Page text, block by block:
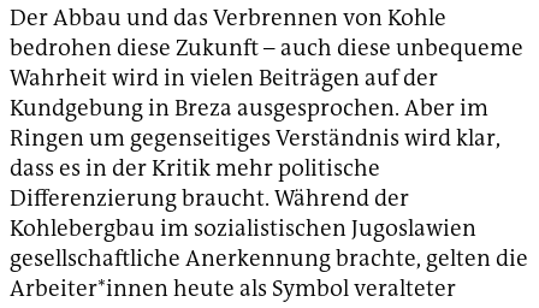
Der Abbau und das Verbrennen von Kohle
bedrohen diese Zukunft – auch diese unbequeme
Wahrheit wird in vielen Beiträgen auf der
Kundgebung in Breza ausgesprochen. Aber im
Ringen um gegenseitiges Verständnis wird klar,
dass es in der Kritik mehr politische
Differenzierung braucht. Während der
Kohlebergbau im sozialistischen Jugoslawien
gesellschaftliche Anerkennung brachte, gelten die
Arbeiter*innen heute als Symbol veralteter